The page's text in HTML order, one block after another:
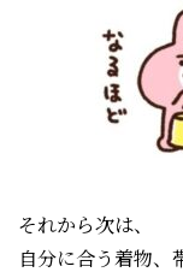
それから次は、
自分に合う着物、